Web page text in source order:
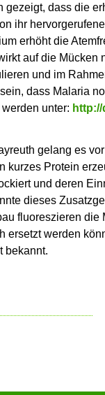
gezeigt, dass die
ihr
erhöht die
auf die Mücken
und im
dass Malaria
unter:
gelang es
kurzes Protein
und deren
dieses
fluoreszieren
ersetzt werden
bekannt.